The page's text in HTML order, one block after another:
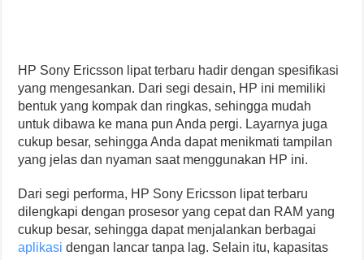
HP Sony Ericsson lipat terbaru hadir dengan spesifikasi
yang mengesankan. Dari segi desain, HP ini memiliki
bentuk yang kompak dan ringkas, sehingga mudah
untuk dibawa ke mana pun Anda pergi. Layarnya juga
cukup besar, sehingga Anda dapat menikmati tampilan
yang jelas dan nyaman saat menggunakan HP ini.
Dari segi performa, HP Sony Ericsson lipat terbaru
dilengkapi dengan prosesor yang cepat dan RAM yang
cukup besar, sehingga dapat menjalankan berbagai
aplikasi dengan lancar tanpa lag. Selain itu, kapasitas